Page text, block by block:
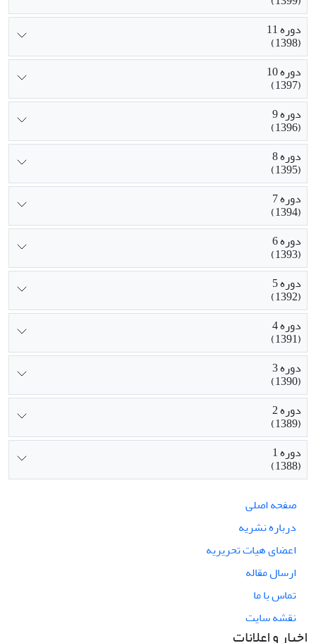
دوره 11
(1398)
دوره 10
(1397)
دوره 9
(1396)
دوره 8
(1395)
دوره 7
(1394)
دوره 6
(1393)
دوره 5
(1392)
دوره 4
(1391)
دوره 3
(1390)
دوره 2
(1389)
دوره 1
(1388)
صفحه اصلی
درباره نشریه
اعضای هیات تحریریه
ارسال مقاله
تماس با ما
نقشه سایت
اخبار و اعلانات